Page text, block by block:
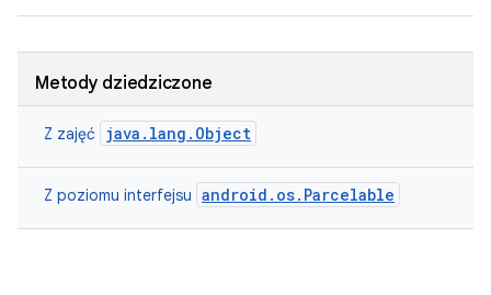
Metody dziedziczone
Z zajęć java.lang.Object
Z poziomu interfejsu android.os.Parcelable